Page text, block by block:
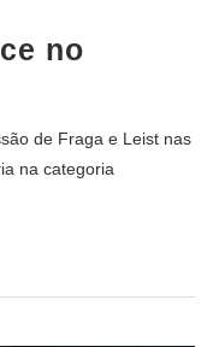
no
de Fraga e Leist nas
na categoria